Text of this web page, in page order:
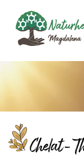
Inhalt
springen
Chelat-